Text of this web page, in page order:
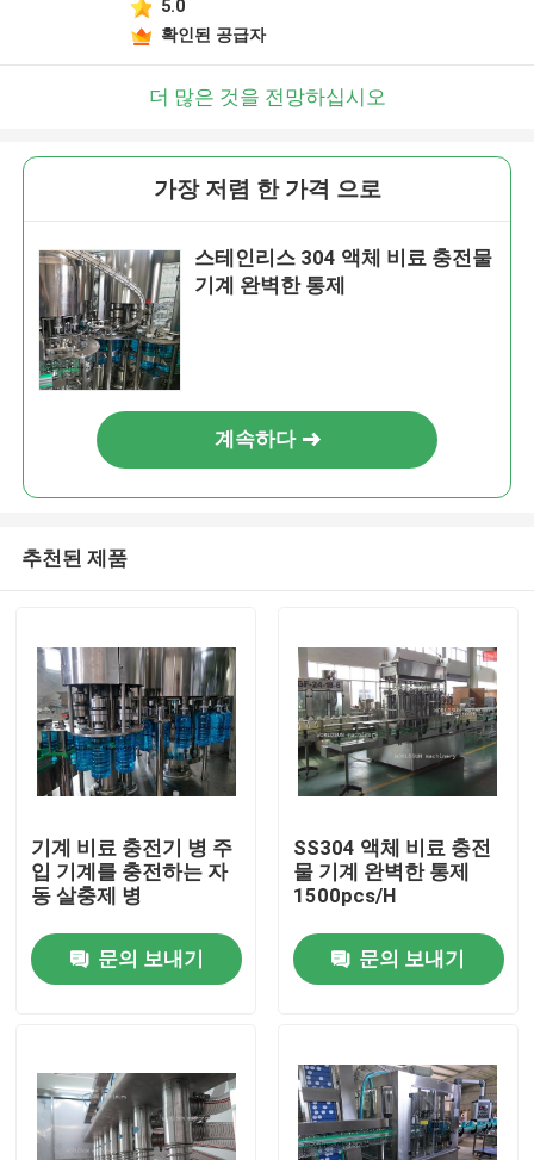
제품
우리에 대하여
5.0
확인된 공급자
더 많은 것을 전망하십시오
가장 저렴 한 가격 으로
스테인리스 304 액체 비료 충전물
기계 완벽한 통제
계속하다
추천된 제품
기계 비료 충전기 병 주
입 기계를 충전하는 자
동 살충제 병
문의 보내기
SS304 액체 비료 충전
물 기계 완벽한 통제
1500pcs/H
문의 보내기